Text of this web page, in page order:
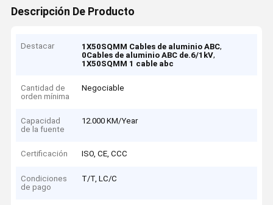
Descripción De Producto
Destacar 1X50SQMM Cables de aluminio ABC,
0Cables de aluminio ABC de.6/1kV,
1X50SQMM 1 cable abc
Cantidad de
orden mínima
Negociable
Capacidad
de la fuente
12.000 KM/Year
Certificación ISO, CE, CCC
Condiciones
de pago
T/T, LC/C